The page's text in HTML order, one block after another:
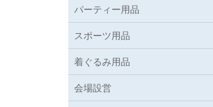
パーティー用品
スポーツ用品
着ぐるみ用品
会場設営